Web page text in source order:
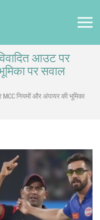
आउट पर
पर सवाल
नियमों और अंपायर की भूमिका